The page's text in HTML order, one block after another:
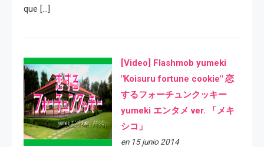
que […]
[Video] Flashmob yumeki
"Koisuru fortune cookie" 恋
するフォーチュンクッキー
yumeki エンタメ ver. 「メキ
シコ」
en 15 junio 2014